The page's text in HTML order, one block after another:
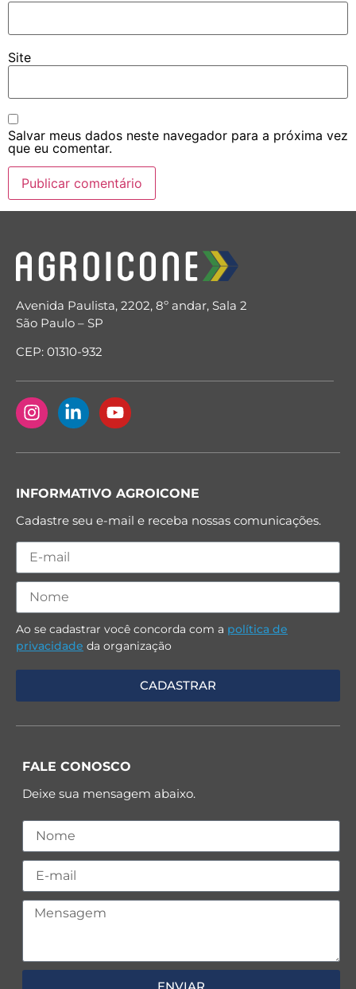
Site
Salvar meus dados neste navegador para a próxima vez
que eu comentar.
Avenida Paulista, 2202, 8º andar, Sala 2
São Paulo – SP
CEP: 01310-932
INFORMATIVO AGROICONE
Cadastre seu e-mail e receba nossas comunicações.
Ao se cadastrar você concorda com a política de
privacidade da organização
FALE CONOSCO
Deixe sua mensagem abaixo.
ENVIAR